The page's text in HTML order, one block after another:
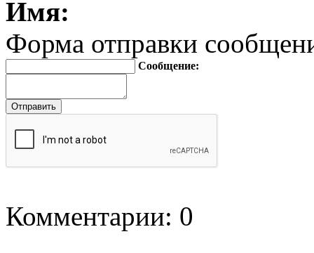
Имя:
Форма отправки
Сообщение:
Комментарии: 0